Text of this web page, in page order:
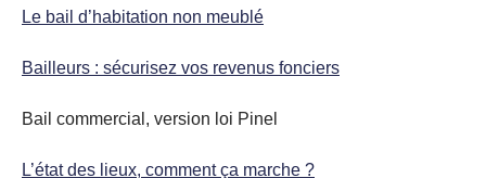
Le bail d’habitation non meublé
Bailleurs : sécurisez vos revenus fonciers
Bail commercial, version loi Pinel
L’état des lieux, comment ça marche ?